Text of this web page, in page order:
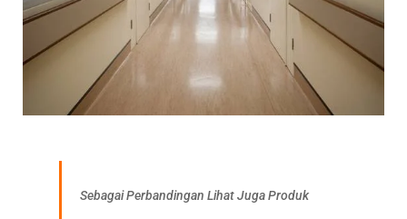
Sebagai Perbandingan Lihat Juga Produk